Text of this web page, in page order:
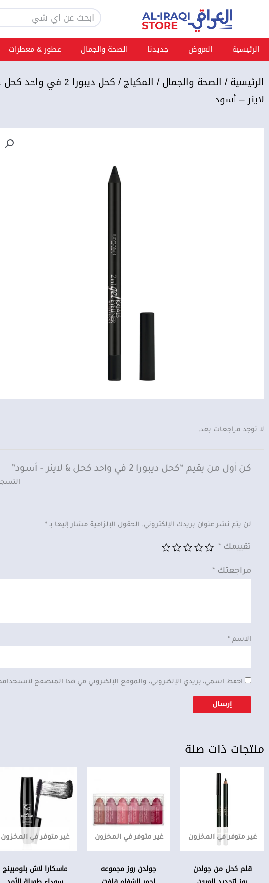
Search
الرئيسية العروض جديدنا الصحة والجمال عطور & معطرات
الرئيسية/ الصحة والجمال/ المكياج
/ كحل ديبورا 2 في واحد
لاينر – أسود
لا توجد مراجعات بعد.
كن أول من يقيم “كحل ديبورا 2 في واحد كحل & لاينر – أسود”
لن يتم نشر عنوان بريدك الإلكتروني. الحقول الإلزامية مشار إليها بـ*
تقييمك*
مراجعتك*
الاسم*
احفظ اسمي، بريدي الإلكتروني، والموقع الإلكتروني في هذا المتصفح
منتجات ذات صلة
غير متوفر في المخزون
قلم كحل من جولدن
غير متوفر في المخزون
جولدن روز مجموعه
غير متوفر في المخزون
ماسكارا لاش بلومبينج